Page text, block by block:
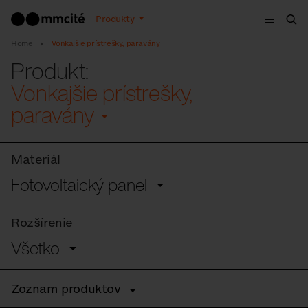
Produkty
Menu
Home Vonkajšie prístrešky, paravány
Produkt:
Vonkajšie prístrešky,
paravány
Materiál
Fotovoltaický panel
Rozšírenie
Všetko
Zoznam produktov